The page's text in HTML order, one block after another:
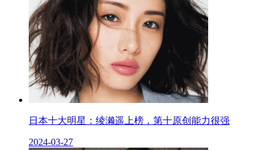
日本十​大明星：绫濑遥上榜，第十原创能力很强
2024-03-27